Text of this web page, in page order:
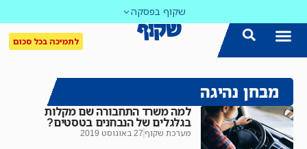
שקוף בפסקה
לתמיכה בכל סכום
מבחן נהיגה
למה משרד התחבורה שם מקלות
בגלגלים של הנבחנים בטסטים?
מערכת שקוף 27 באוגוסט 2019